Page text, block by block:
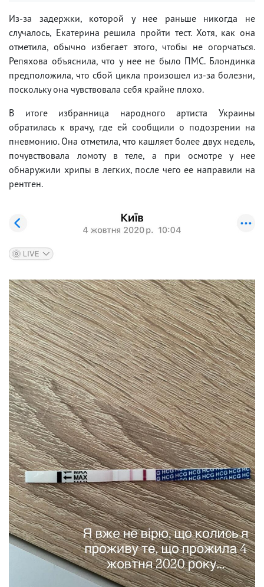
Из-за задержки, которой у нее раньше никогда не
случалось, Екатерина решила пройти тест. Хотя, как она
отметила, обычно избегает этого, чтобы не огорчаться.
Репяхова объяснила, что у нее не было ПМС. Блондинка
предположила, что сбой цикла произошел из-за болезни,
поскольку она чувствовала себя крайне плохо.
В итоге избранница народного артиста Украины
обратилась к врачу, где ей сообщили о подозрении на
пневмонию. Она отметила, что кашляет более двух недель,
почувствовала ломоту в теле, а при осмотре у нее
обнаружили хрипы в легких, после чего ее направили на
рентген.